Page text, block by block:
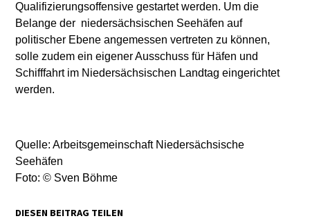
Qualifizierungsoffensive gestartet werden. Um die
Belange der niedersächsischen Seehäfen auf
politischer Ebene angemessen vertreten zu können,
solle zudem ein eigener Ausschuss für Häfen und
Schifffahrt im Niedersächsischen Landtag eingerichtet
werden.
Quelle: Arbeitsgemeinschaft Niedersächsische
Seehäfen
Foto: © Sven Böhme
DIESEN BEITRAG TEILEN